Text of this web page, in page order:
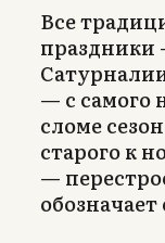
Все
праздники
— с самого
сломе
старого к
—